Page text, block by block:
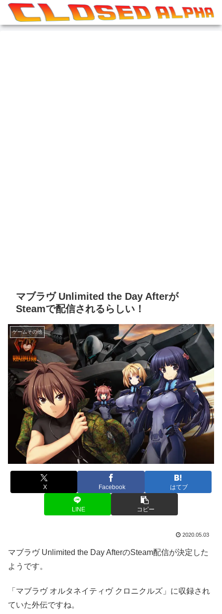
マブラヴ Unlimited the Day Afterが
Steamで配信されるらしい！
ゲームその他
X Facebook はてブ
LINE コピー
2020.05.03
マブラヴ Unlimited the Day AfterのSteam配信が決定した
ようです。
「マブラヴ オルタネイティヴ クロニクルズ」に収録され
ていた外伝ですね。